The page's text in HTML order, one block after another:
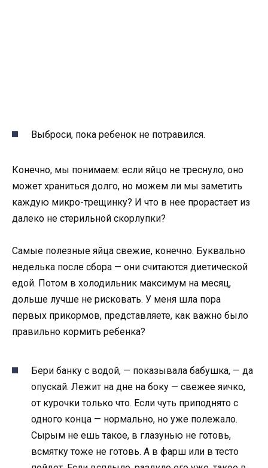
Выброси, пока ребенок не потравился.
Конечно, мы понимаем: если яйцо не треснуло, оно
может храниться долго, но можем ли мы заметить
каждую микро-трещинку? И что в нее прорастает из
далеко не стерильной скорлупки?
Самые полезные яйца свежие, конечно. Буквально
неделька после сбора — они считаются диетической
едой. Потом в холодильник максимум на месяц,
дольше лучше не рисковать. У меня шла пора
первых прикормов, представляете, как важно было
правильно кормить ребенка?
Бери банку с водой, — показывала бабушка, — да
опускай. Лежит на дне на боку — свежее яичко,
от курочки только что. Если чуть приподнято с
одного конца — нормально, но уже полежало.
Сырым не ешь такое, в глазунью не готовь,
всмятку тоже не готовь. А в фарш или в тесто